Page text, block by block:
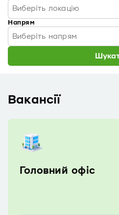
Виберіть локацію
Напрям
Виберіть напрям
Вакансії
Головний офіс